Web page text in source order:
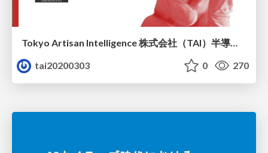
Tokyo Artisan Intelligence 株式会社（TAI）半導体戦略_最新版
tai20200303
0 270